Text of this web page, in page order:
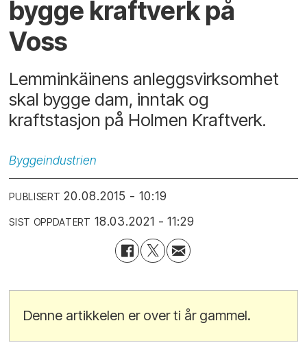
bygge kraftverk på
Voss
Lemminkäinens anleggsvirksomhet
skal bygge dam, inntak og
kraftstasjon på Holmen Kraftverk.
Byggeindustrien
PUBLISERT 20.08.2015 - 10:19
SIST OPPDATERT 18.03.2021 - 11:29
Denne artikkelen er over ti år gammel.